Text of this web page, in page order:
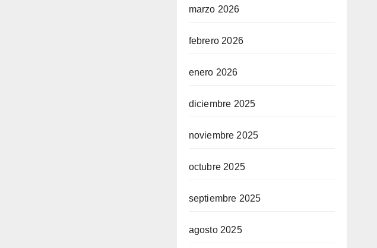
marzo 2026
febrero 2026
enero 2026
diciembre 2025
noviembre 2025
octubre 2025
septiembre 2025
agosto 2025